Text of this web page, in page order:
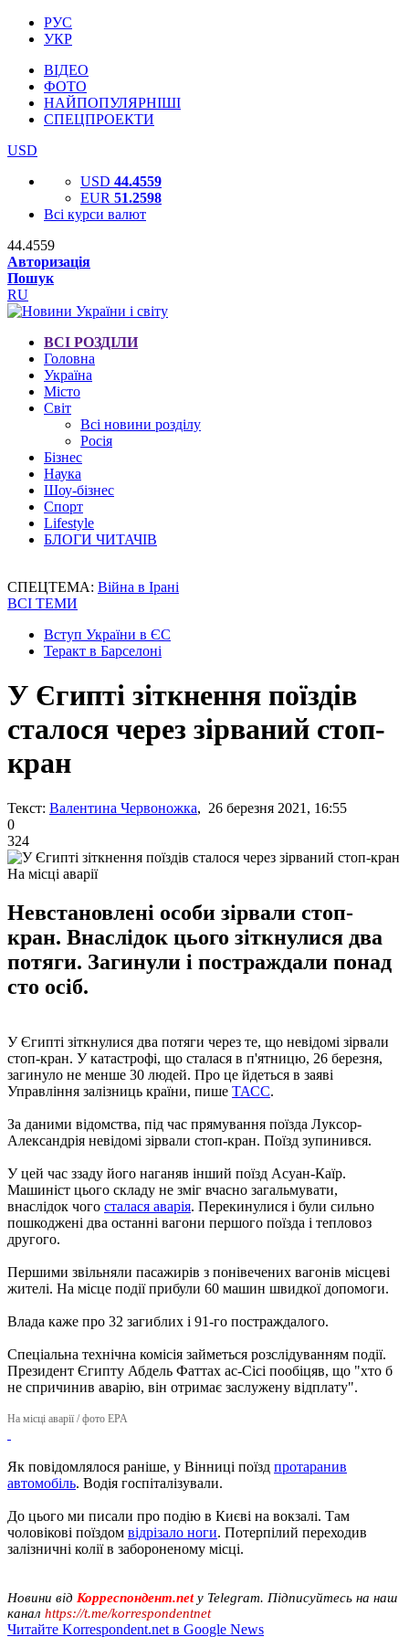
РУС
УКР
ВІДЕО
ФОТО
НАЙПОПУЛЯРНІШІ
СПЕЦПРОЕКТИ
USD
USD 44.4559
EUR 51.2598
Всі курси валют
44.4559
Авторизація
Пошук
RU
ВСІ РОЗДІЛИ
Головна
Україна
Місто
Світ
Всі новини розділу
Росія
Бізнес
Наука
Шоу-бізнес
Спорт
Lifestyle
БЛОГИ ЧИТАЧІВ
СПЕЦТЕМА: Війна в Ірані
ВСІ ТЕМИ
Вступ України в ЄС
Теракт в Барселоні
У Єгипті зіткнення поїздів
сталося через зірваний стоп-
кран
Текст: Валентина Червоножка, 26 березня 2021, 16:55
0
324
На місці аварії
Невстановлені особи зірвали стоп-
кран. Внаслідок цього зіткнулися два
потяги. Загинули і постраждали понад
сто осіб.
У Єгипті зіткнулися два потяги через те, що невідомі зірвали
стоп-кран. У катастрофі, що сталася в п'ятницю, 26 березня,
загинуло не менше 30 людей. Про це йдеться в заяві
Управління залізниць країни, пише ТАСС.
За даними відомства, під час прямування поїзда Луксор-
Александрія невідомі зірвали стоп-кран. Поїзд зупинився.
У цей час ззаду його наганяв інший поїзд Асуан-Каїр.
Машиніст цього складу не зміг вчасно загальмувати,
внаслідок чого сталася аварія. Перекинулися і були сильно
пошкоджені два останні вагони першого поїзда і тепловоз
другого.
Першими звільняли пасажирів з понівечених вагонів місцеві
жителі. На місце події прибули 60 машин швидкої допомоги.
Влада каже про 32 загиблих і 91-го постраждалого.
Спеціальна технічна комісія займеться розслідуванням події.
Президент Єгипту Абдель Фаттах ас-Сісі пообіцяв, що "хто б
не спричинив аварію, він отримає заслужену відплату".
На місці аварії / фото EPA
Як повідомлялося раніше, у Вінниці поїзд протаранив
автомобіль. Водія госпіталізували.
До цього ми писали про подію в Києві на вокзалі. Там
чоловікові поїздом відрізало ноги. Потерпілий переходив
залізничні колії в забороненому місці.
Новини від Корреспондент.net у Telegram. Підписуйтесь на наш
канал https://t.me/korrespondentnet
Читайте Korrespondent.net в Google News